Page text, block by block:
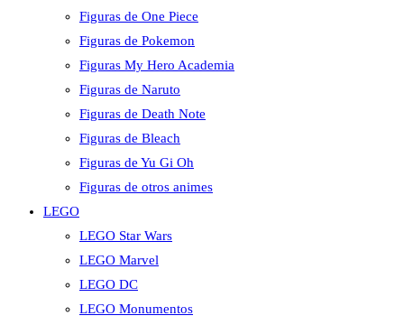
Figuras de One Piece
Figuras de Pokemon
Figuras My Hero Academia
Figuras de Naruto
Figuras de Death Note
Figuras de Bleach
Figuras de Yu Gi Oh
Figuras de otros animes
LEGO
LEGO Star Wars
LEGO Marvel
LEGO DC
LEGO Monumentos